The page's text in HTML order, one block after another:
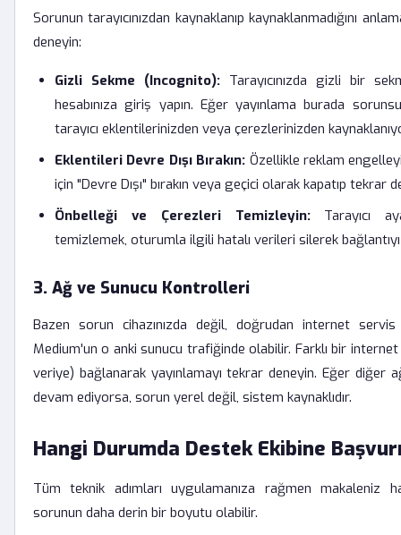
Sorunun tarayıcınızdan kaynaklanıp kaynaklanmadığını
deneyin:
Gizli Sekme (Incognito): Tarayıcınızda gizli bir
hesabınıza giriş yapın. Eğer yayınlama burada
tarayıcı eklentilerinizden veya çerezlerinizden
Eklentileri Devre Dışı Bırakın: Özellikle reklam
için "Devre Dışı" bırakın veya geçici olarak kapatıp tekrar
Önbelleği ve Çerezleri Temizleyin:Tarayıcı
temizlemek, oturumla ilgili hatalı verileri silerek bağlantıyı
3. Ağ ve Sunucu Kontrolleri
Bazen sorun cihazınızda değil, doğrudan internet servis
Medium'un o anki sunucu trafiğinde olabilir. Farklı bir
veriye) bağlanarak yayınlamayı tekrar deneyin. Eğer diğer
devam ediyorsa, sorun yerel değil, sistem kaynaklıdır.
Hangi Durumda Destek Ekibine
Tüm teknik adımları uygulamanıza rağmen makaleniz
sorunun daha derin bir boyutu olabilir.